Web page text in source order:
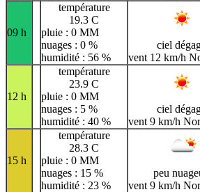
09 h
température
19.3 C
pluie : 0 MM
nuages : 0 %
humidité : 56 %
ciel
vent 12 km/h
12 h
température
23.9 C
pluie : 0 MM
nuages : 5 %
humidité : 40 %
ciel
vent 9 km/h
15 h
température
28.3 C
pluie : 0 MM
nuages : 15 %
humidité : 23 %
peu
vent 9 km/h